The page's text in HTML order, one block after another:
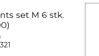
set M 6 stk.